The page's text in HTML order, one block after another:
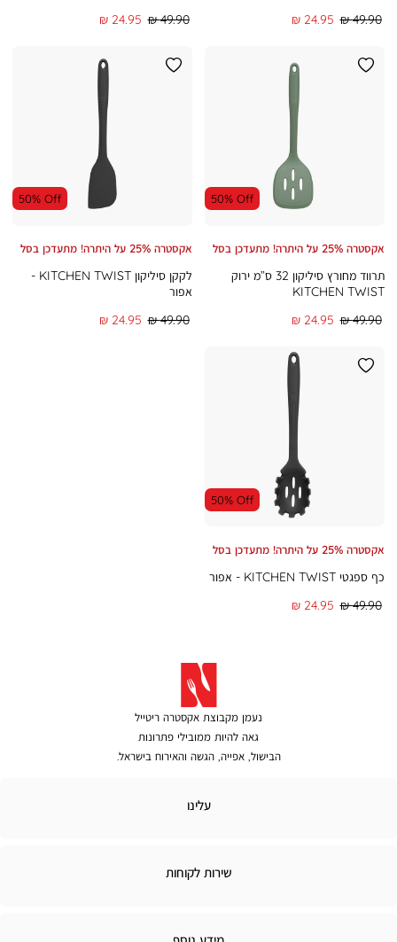
מחיר
24.95 ₪
מחיר
49.90 ₪
מחיר
24.95 ₪
מחיר
49.90 ₪
50% Off
אקסטרה 25% על היתרה! מתעדכן בסל
תרווד מחורץ סיליקון 32 ס”מ ירוק
KITCHEN TWIST
מחיר
24.95 ₪
מחיר
49.90 ₪
50% Off
אקסטרה 25% על היתרה! מתעדכן בסל
לקקן סיליקון KITCHEN TWIST -
אפור
מחיר
24.95 ₪
מחיר
49.90 ₪
50% Off
אקסטרה 25% על היתרה! מתעדכן בסל
כף ספגטי KITCHEN TWIST - אפור
מחיר
24.95 ₪
מחיר
49.90 ₪
נעמן מקבוצת אקסטרה ריטייל
גאה להיות ממובילי פתרונות
הבישול, אפייה, הגשה והאירוח בישראל.
עלינו
שירות לקוחות
מידע